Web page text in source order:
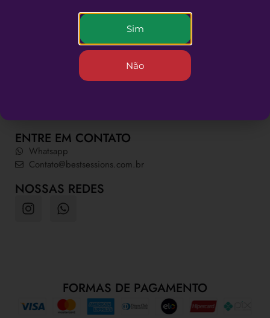
Novas experiências para as suas sessões
INFORMAÇÕES ÚTEIS
ENTRE EM CONTATO
Whatsapp
Contato@bestsessions.com.br
NOSSAS REDES
FORMAS DE PAGAMENTO
Sim
Não